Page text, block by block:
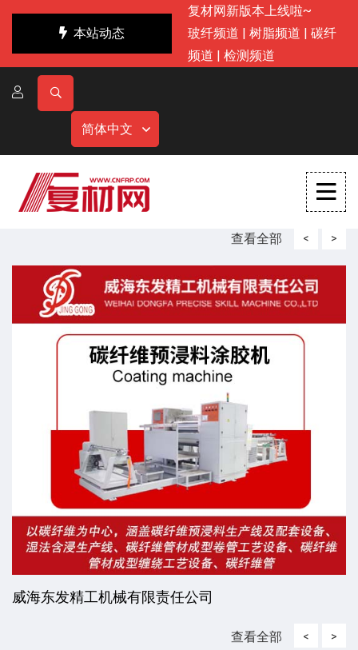
本站动态
复材网新版本上线啦~
玻纤频道 | 树脂频道 | 碳纤
频道 | 检测频道
简体中文
查看全部 <
江苏和宇新材料有限公司
>
查看全部 < >